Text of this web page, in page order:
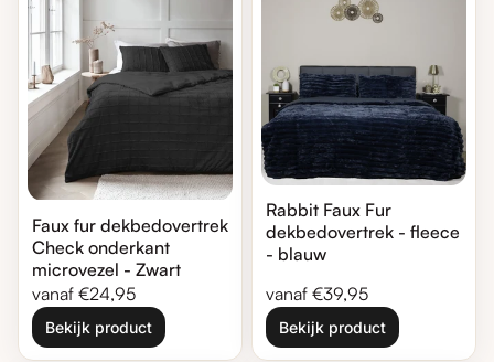
Faux fur dekbedovertrek
Check onderkant
microvezel - Zwart
Normale prijs
vanaf €24,95
Bekijk product
Rabbit Faux Fur
dekbedovertrek - fleece
- blauw
Normale prijs
vanaf €39,95
Bekijk product